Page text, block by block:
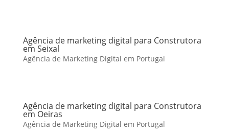
Agência de marketing digital para Construtora
em Seixal
Agência de Marketing Digital em Portugal
Agência de marketing digital para Construtora
em Oeiras
Agência de Marketing Digital em Portugal